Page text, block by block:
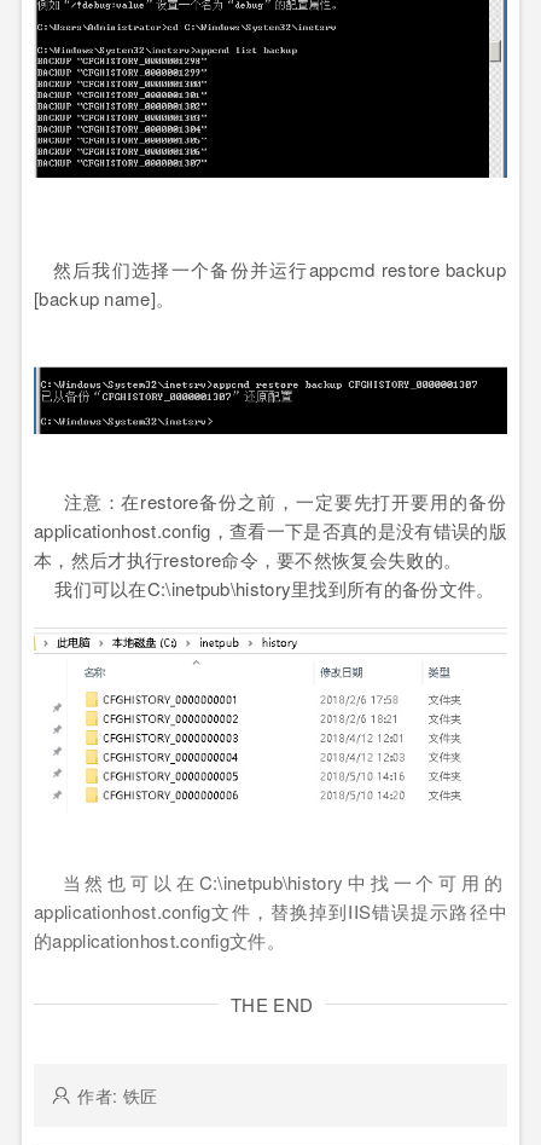
然后我们选择一个备份并运行appcmd restore backup
[backup name]。
注意：在restore备份之前，一定要先打开要用的备份
applicationhost.config，查看一下是否真的是没有错误的版
本，然后才执行restore命令，要不然恢复会失败的。
我们可以在C:\inetpub\history里找到所有的备份文件。
当然也可以在C:\inetpub\history中找一个可用的
applicationhost.config文件，替换掉到IIS错误提示路径中
的applicationhost.config文件。
THE END
作者: 铁匠